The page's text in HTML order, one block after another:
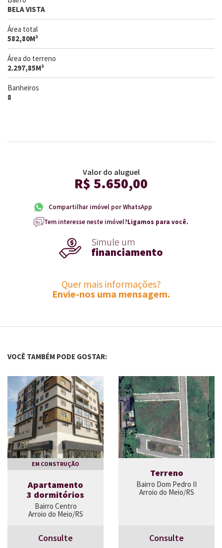
BELA VISTA
Área total
582,80M²
Área do terreno
2.297,85M²
Banheiros
8
Valor do aluguel
R$ 5.650,00
Compartilhar imóvel por WhatsApp
Tem interesse neste imóvel?Ligamos para você.
Simule um
financiamento
Quer mais informações?
Envie-nos uma mensagem.
VOCÊ TAMBÉM PODE GOSTAR:
EM CONSTRUÇÃO
Apartamento
3 dormitórios
Bairro Centro
Arroio do Meio/RS
Consulte
Terreno
Bairro Dom Pedro II
Arroio do Meio/RS
Consulte